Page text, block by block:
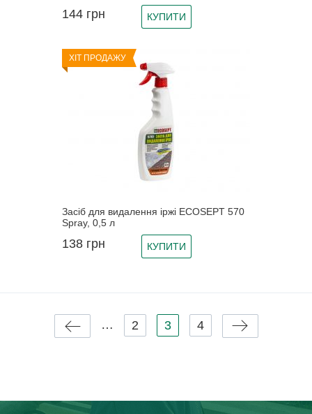
144 грн КУПИТИ
ХІТ ПРОДАЖУ
Засіб для видалення іржі ECOSEPT 570
Spray, 0,5 л
138 грн КУПИТИ
… 2 3 4